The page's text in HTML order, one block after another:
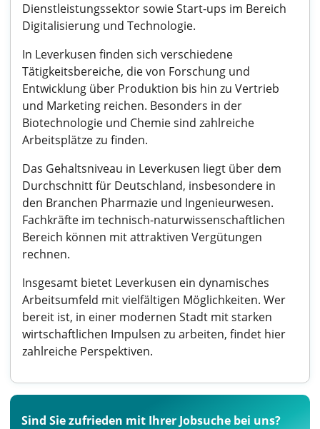
Dienstleistungssektor sowie Start-ups im Bereich
Digitalisierung und Technologie.
In Leverkusen finden sich verschiedene
Tätigkeitsbereiche, die von Forschung und
Entwicklung über Produktion bis hin zu Vertrieb
und Marketing reichen. Besonders in der
Biotechnologie und Chemie sind zahlreiche
Arbeitsplätze zu finden.
Das Gehaltsniveau in Leverkusen liegt über dem
Durchschnitt für Deutschland, insbesondere in
den Branchen Pharmazie und Ingenieurwesen.
Fachkräfte im technisch-naturwissenschaftlichen
Bereich können mit attraktiven Vergütungen
rechnen.
Insgesamt bietet Leverkusen ein dynamisches
Arbeitsumfeld mit vielfältigen Möglichkeiten. Wer
bereit ist, in einer modernen Stadt mit starken
wirtschaftlichen Impulsen zu arbeiten, findet hier
zahlreiche Perspektiven.
Sind Sie zufrieden mit Ihrer Jobsuche bei uns?